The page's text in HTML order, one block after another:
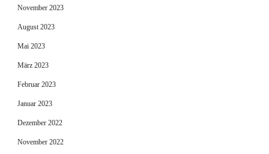
November 2023
August 2023
Mai 2023
März 2023
Februar 2023
Januar 2023
Dezember 2022
November 2022